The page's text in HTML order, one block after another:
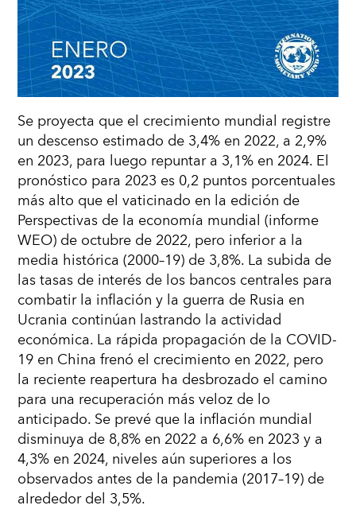
Se proyecta que el crecimiento mundial registre
un descenso estimado de 3,4% en 2022, a 2,9%
en 2023, para luego repuntar a 3,1% en 2024. El
pronóstico para 2023 es 0,2 puntos porcentuales
más alto que el vaticinado en la edición de
Perspectivas de la economía mundial (informe
WEO) de octubre de 2022, pero inferior a la
media histórica (2000–19) de 3,8%. La subida de
las tasas de interés de los bancos centrales para
combatir la inflación y la guerra de Rusia en
Ucrania continúan lastrando la actividad
económica. La rápida propagación de la COVID-
19 en China frenó el crecimiento en 2022, pero
la reciente reapertura ha desbrozado el camino
para una recuperación más veloz de lo
anticipado. Se prevé que la inflación mundial
disminuya de 8,8% en 2022 a 6,6% en 2023 y a
4,3% en 2024, niveles aún superiores a los
observados antes de la pandemia (2017–19) de
alrededor del 3,5%.